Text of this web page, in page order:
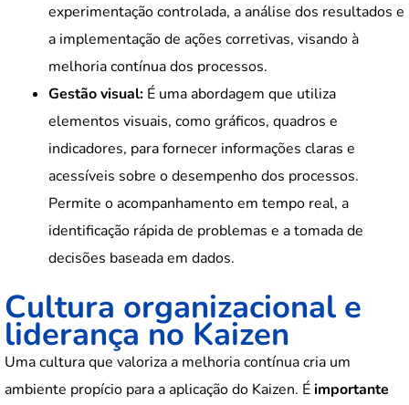
experimentação controlada, a análise dos resultados e
a implementação de ações corretivas, visando à
melhoria contínua dos processos.
Gestão visual: É uma abordagem que utiliza
elementos visuais, como gráficos, quadros e
indicadores, para fornecer informações claras e
acessíveis sobre o desempenho dos processos.
Permite o acompanhamento em tempo real, a
identificação rápida de problemas e a tomada de
decisões baseada em dados.
Cultura organizacional e
liderança no Kaizen
Uma cultura que valoriza a melhoria contínua cria um
ambiente propício para a aplicação do Kaizen. Éimportante